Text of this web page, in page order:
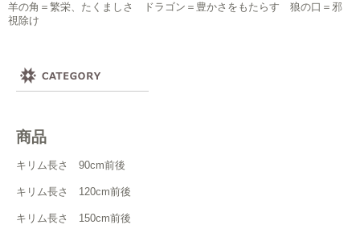
商品
キリム長さ 90cm前後
キリム長さ 120cm前後
キリム長さ 150cm前後
羊の角＝繁栄、たくましさ ドラゴン＝豊かさをもたらす 狼の口＝邪
視除け